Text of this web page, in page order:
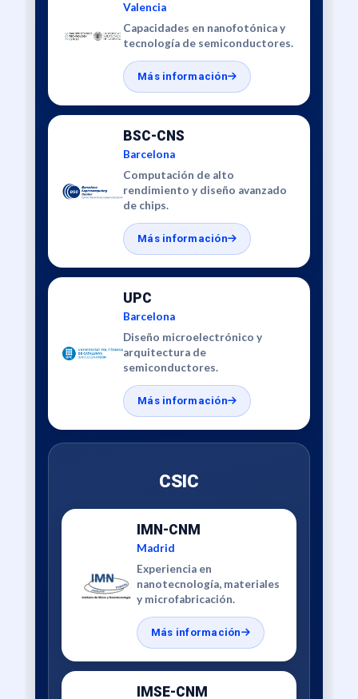
Valencia
Capacidades en nanofotónica y
tecnología de semiconductores.
Más información
BSC-CNS
Barcelona
Computación de alto
rendimiento y diseño avanzado
de chips.
Más información
UPC
Barcelona
Diseño microelectrónico y
arquitectura de
semiconductores.
Más información
CSIC
IMN-CNM
Madrid
Experiencia en
nanotecnología, materiales
y microfabricación.
Más información
IMSE-CNM